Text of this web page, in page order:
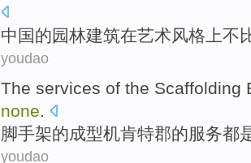
中国的园林建筑在艺术风格 上不
youdao
The services of the Scaffolding
none.
脚手架的成型机肯特郡的服务都
youdao